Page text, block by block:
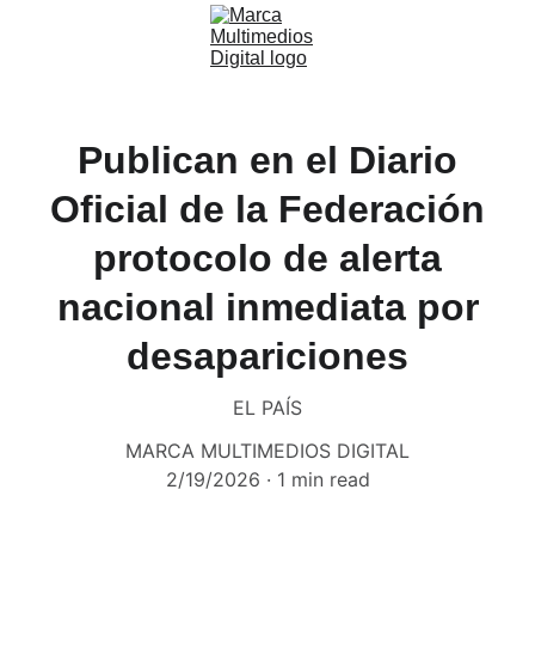
Publican en el Diario
Oficial de la Federación
protocolo de alerta
nacional inmediata por
desapariciones
EL PAÍS
MARCA MULTIMEDIOS DIGITAL
2/19/2026
1 min read